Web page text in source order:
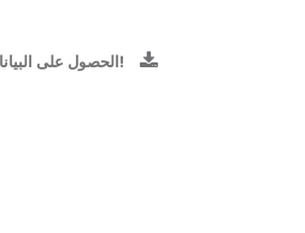
الحصول على البيانات والاتجاهات!